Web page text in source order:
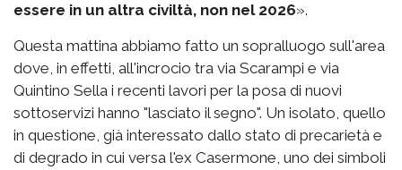
essere in un altra civiltà, non nel 2026».
Questa mattina abbiamo fatto un sopralluogo sull'area
dove, in effetti, all'incrocio tra via Scarampi e via
Quintino Sella i recenti lavori per la posa di nuovi
sottoservizi hanno "lasciato il segno". Un isolato, quello
in questione, già interessato dallo stato di precarietà e
di degrado in cui versa l'ex Casermone, uno dei simboli